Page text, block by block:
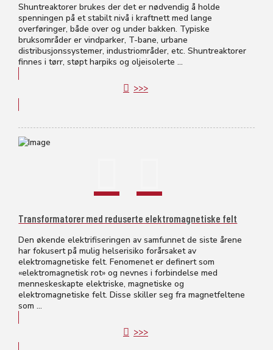
Shuntreaktorer brukes der det er nødvendig å holde
spenningen på et stabilt nivå i kraftnett med lange
overføringer, både over og under bakken. Typiske
bruksområder er vindparker, T-bane, urbane
distribusjonssystemer, industriområder, etc. Shuntreaktorer
finnes i tørr, støpt harpiks og oljeisolerte ...
>>>
Transformatorer med reduserte elektromagnetiske felt
Den økende elektrifiseringen av samfunnet de siste årene
har fokusert på mulig helserisiko forårsaket av
elektromagnetiske felt. Fenomenet er definert som
«elektromagnetisk rot» og nevnes i forbindelse med
menneskeskapte elektriske, magnetiske og
elektromagnetiske felt. Disse skiller seg fra magnetfeltene
som ...
>>>